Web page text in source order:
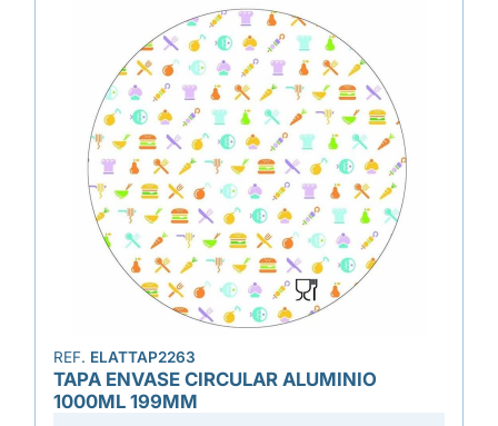
REF. ELATTAP2263
TAPA ENVASE CIRCULAR ALUMINIO
1000ML 199MM